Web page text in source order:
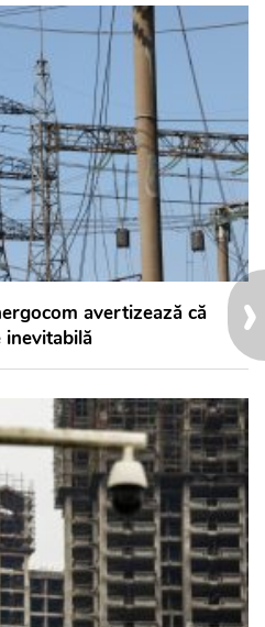
›
avertizează că